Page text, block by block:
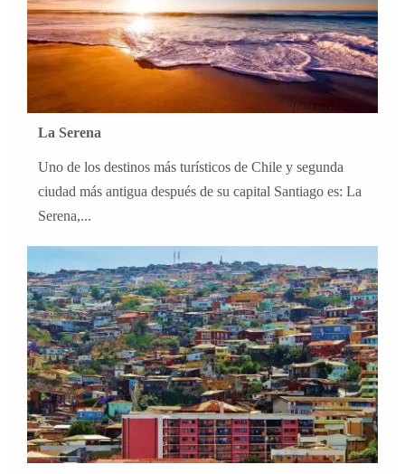
La Serena
Uno de los destinos más turísticos de Chile y segunda
ciudad más antigua después de su capital Santiago es: La
Serena,...